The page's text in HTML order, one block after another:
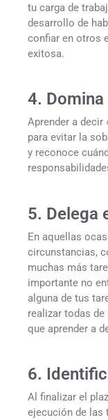
tu carga de
desarrollo de
confiar en otros
exitosa.
4.
Aprender a decir
para evitar la
y reconoce
5. Delega
En aquellas
circunstancias,
muchas más
importante no
alguna de tus
realizar todas
que aprender a
6.
Al finalizar el
ejecución de las